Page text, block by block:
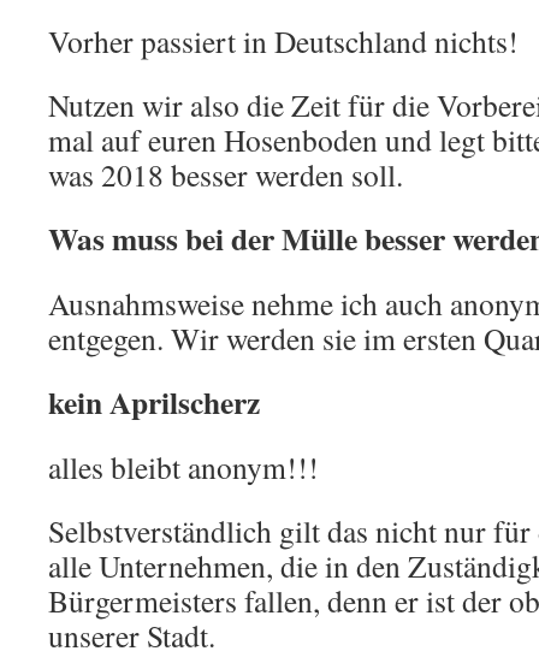
Vorher passiert in Deutschland nichts!
Nutzen wir also die Zeit für die
mal auf euren Hosenboden und legt
was 2018 besser werden soll.
Was muss bei der Mülle besser
Ausnahmsweise nehme ich auch
entgegen. Wir werden sie im ersten
kein Aprilscherz
alles bleibt anonym!!!
Selbstverständlich gilt das nicht nur
alle Unternehmen, die in den
Bürgermeisters fallen, denn er ist der
unserer Stadt.